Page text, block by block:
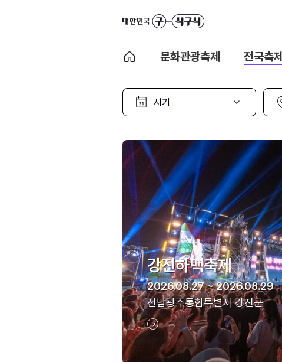
문화관광축제 전국축제
시
선
지
선
강진하맥축제
2026.08.27 ~ 2026.08.29
전남광주통합특별시 강진군